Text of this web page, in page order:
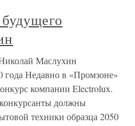
Маслухин
Недавно в «Промзоне»
компании Electrolux.
должны
техники образца 2050